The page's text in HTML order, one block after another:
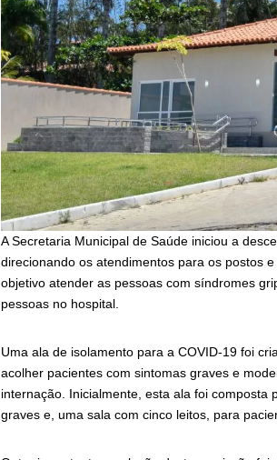
A Secretaria Municipal de Saúde iniciou a
direcionando os atendimentos para os postos
objetivo atender as pessoas com síndromes
pessoas no hospital.
Uma ala de isolamento para a COVID-19 foi
acolher pacientes com sintomas graves e
internação. Inicialmente, esta ala foi
graves e, uma sala com cinco leitos, para